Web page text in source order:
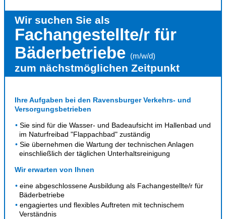
Wir suchen Sie als
Fachangestellte/r für
Bäderbetriebe
(m/w/d)
zum nächstmöglichen Zeitpunkt
Ihre Aufgaben bei den Ravensburger Verkehrs- und
Versorgungsbetrieben
Sie sind für die Wasser- und Badeaufsicht im Hallenbad und
im Naturfreibad "Flappachbad" zuständig
Sie übernehmen die Wartung der technischen Anlagen
einschließlich der täglichen Unterhaltsreinigung
Wir erwarten von Ihnen
eine abgeschlossene Ausbildung als Fachangestellte/r für
Bäderbetriebe
engagiertes und flexibles Auftreten mit technischem
Verständnis